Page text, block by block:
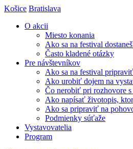
Košice Bratislava
O akcii
Miesto konania
Ako sa na festival
Často kladené otázky
Pre návštevníkov
Ako sa na festival
Ako urobiť dojem na
Čo nerobiť pri rozhovore
Ako napísať životopis,
Ako sa pripraviť na
Podmienky súťaže
Vystavovatelia
Program